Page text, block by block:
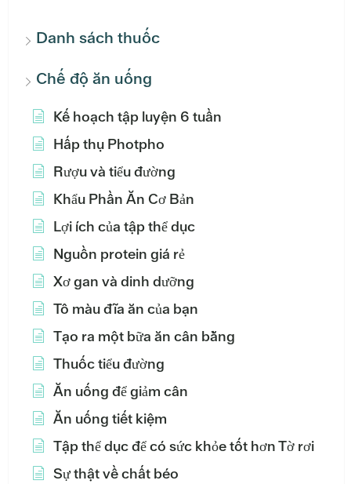
Danh sách thuốc
Chế độ ăn uống
Kế hoạch tập luyện 6 tuần
Hấp thụ Photpho
Rượu và tiểu đường
Khẩu Phần Ăn Cơ Bản
Lợi ích của tập thể dục
Nguồn protein giá rẻ
Xơ gan và dinh dưỡng
Tô màu đĩa ăn của bạn
Tạo ra một bữa ăn cân bằng
Thuốc tiểu đường
Ăn uống để giảm cân
Ăn uống tiết kiệm
Tập thể dục để có sức khỏe tốt hơn Tờ rơi
Sự thật về chất béo